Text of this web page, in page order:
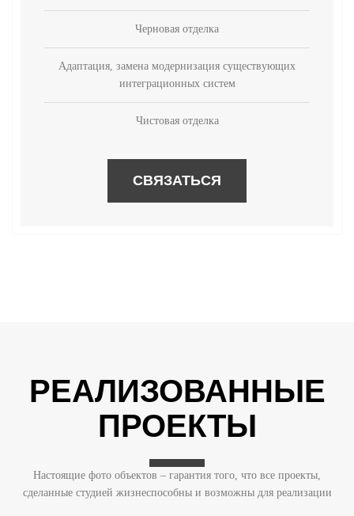
Черновая отделка
Адаптация, замена модернизация существующих
интеграционных систем
Чистовая отделка
СВЯЗАТЬСЯ
РЕАЛИЗОВАННЫЕ
ПРОЕКТЫ
Настоящие фото объектов – гарантия того, что все проекты,
сделанные студией жизнеспособны и возможны для реализации